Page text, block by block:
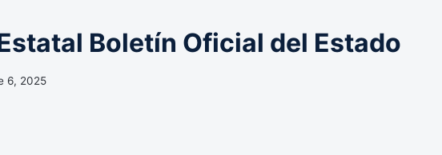
Boletín Oficial del Estado
6, 2025